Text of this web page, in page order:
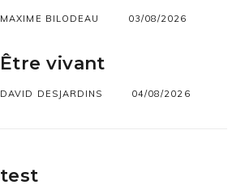
MAXIME BILODEAU 03/08/2026
Être vivant
DAVID DESJARDINS 04/08/2026
test